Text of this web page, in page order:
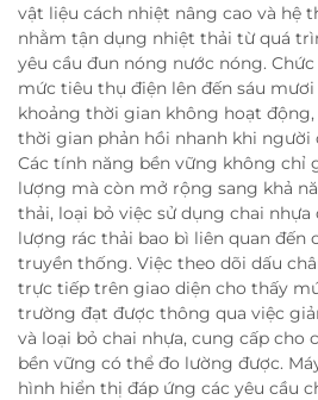
vật liệu cách nhiệt nâng cao và hệ
nhằm tận dụng nhiệt thải từ quá
yêu cầu đun nóng nước nóng.
mức tiêu thụ điện lên đến sáu
khoảng thời gian không hoạt
thời gian phản hồi nhanh khi người
Các tính năng bền vững không chỉ
lượng mà còn mở rộng sang khả
thải, loại bỏ việc sử dụng chai
lượng rác thải bao bì liên quan đến
truyền thống. Việc theo dõi dấu
trực tiếp trên giao diện cho thấy
trường đạt được thông qua việc
và loại bỏ chai nhựa, cung cấp cho
bền vững có thể đo lường được.
hình hiển thị đáp ứng các yêu cầu